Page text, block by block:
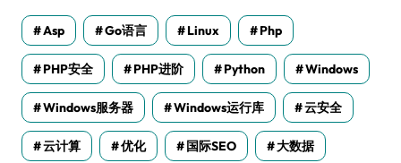
Asp Go语言 Linux Php
PHP安全 PHP进阶 Python Windows
Windows服务器 Windows运行库 云安全
云计算 优化 国际SEO 大数据